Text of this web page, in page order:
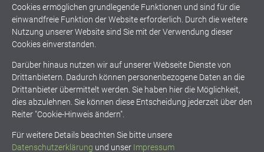
weiter lesen
Cookies ermöglichen grundlegende Funktionen und sind für die
einwandfreie Funktion der Website erforderlich. Durch die weitere
Nutzung unserer Website sind Sie mit der Verwendung dieser
Cookies einverstanden.
Darüber hinaus nutzen wir auf unserer Webseite Dienste von
Drittanbietern. Dadurch können personenbezogene Daten an die
Drittanbieter übermittelt werden. Sie haben hier die Möglichkeit,
dies abzulehnen. Sie können diese Entscheidung jederzeit über den
Reiter "Cookie-Hinweis ändern".
Für weitere Details beachten Sie bitte unsere
Datenschutzerklärung und unser Impressum